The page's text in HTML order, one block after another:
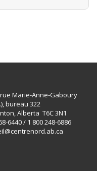
rue Marie-Anne-Gaboury
bureau 322
Alberta T6C 3N1
6440 / 1 800 248-6886